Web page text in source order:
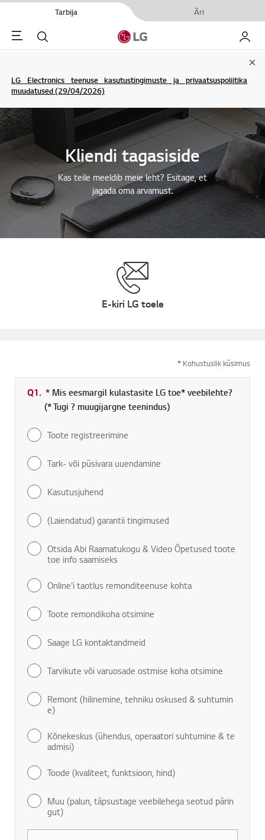
Tarbija Äri
Menu Otsi Minu
LG Electronics teenuse kasutustingimuste ja privaatsuspoliitika
muudatused (29/04/2026)
Kliendi tagasiside
Kas teile meeldib meie leht? Esitage, et
jagada oma arvamust.
E-kiri LG toele
* Kohustuslik küsimus
Q1. * Kohustuslik väli
Mis eesmargil kulastasite LG toe* veebilehte?
(* Tugi ? muugijargne teenindus)
Toote registreerimine
Tark- või püsivara uuendamine
Kasutusjuhend
(Laiendatud) garantii tingimused
Otsida Abi Raamatukogu & Video Õpetused toote
toe info saamiseks
Online'i taotlus remonditeenuse kohta
Toote remondikoha otsimine
Saage LG kontaktandmeid
Tarvikute või varuosade ostmise koha otsimine
Remont (hilinemine, tehniku oskused & suhtumin
e)
Kõnekeskus (ühendus, operaatori suhtumine & te
admisi)
Toode (kvaliteet, funktsioon, hind)
Muu (palun, täpsustage veebilehega seotud pärin
gut)